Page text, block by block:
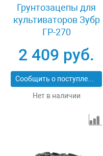
Грунтозацепы для
культиваторов Зубр
ГР-270
2 409 руб.
Сообщить о поступлении
Нет в наличии